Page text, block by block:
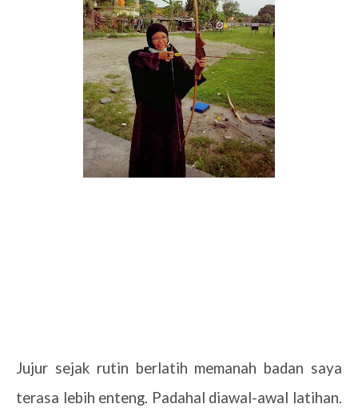
Jujur sejak rutin berlatih memanah badan saya
terasa lebih enteng. Padahal diawal-awal latihan.